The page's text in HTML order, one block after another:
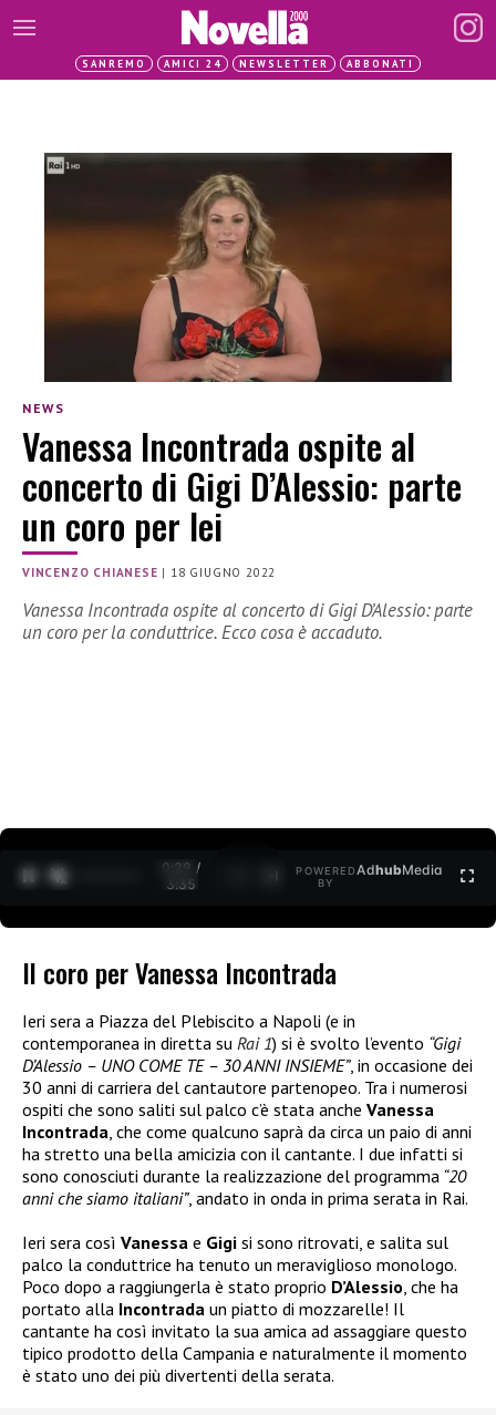
SANREMO AMICI 24 NEWSLETTER ABBONATI
NEWS
Vanessa Incontrada ospite al
concerto di Gigi D’Alessio: parte
un coro per lei
VINCENZO CHIANESE | 18 GIUGNO 2022
Vanessa Incontrada ospite al concerto di Gigi D’Alessio: parte
un coro per la conduttrice. Ecco cosa è accaduto.
0:30 /
3:35
POWERED
BY
AdhubMedia
Il coro per Vanessa Incontrada
Ieri sera a Piazza del Plebiscito a Napoli (e in
contemporanea in diretta su Rai 1) si è svolto l’evento “Gigi
D’Alessio – UNO COME TE – 30 ANNI INSIEME”, in occasione dei
30 anni di carriera del cantautore partenopeo. Tra i numerosi
ospiti che sono saliti sul palco c’è stata anche Vanessa
Incontrada, che come qualcuno saprà da circa un paio di anni
ha stretto una bella amicizia con il cantante. I due infatti si
sono conosciuti durante la realizzazione del programma “20
anni che siamo italiani”, andato in onda in prima serata in Rai.
Ieri sera così Vanessa e Gigi si sono ritrovati, e salita sul
palco la conduttrice ha tenuto un meraviglioso monologo.
Poco dopo a raggiungerla è stato proprio D’Alessio, che ha
portato alla Incontrada un piatto di mozzarelle! Il
cantante ha così invitato la sua amica ad assaggiare questo
tipico prodotto della Campania e naturalmente il momento
è stato uno dei più divertenti della serata.